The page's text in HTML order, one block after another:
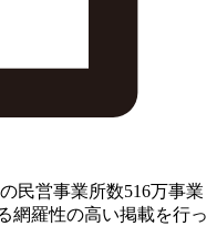
民営事業所数516万事業
網羅性の高い掲載を行っ